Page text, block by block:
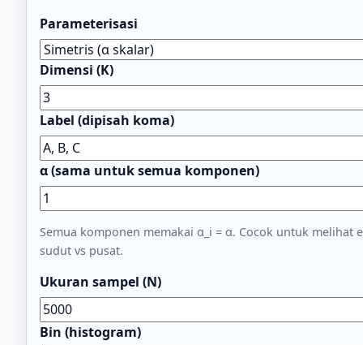
Parameterisasi
Dimensi (K)
Label (dipisah koma)
α (sama untuk semua komponen)
Semua komponen memakai α_i = α. Cocok untuk melihat
sudut vs pusat.
Ukuran sampel (N)
Bin (histogram)